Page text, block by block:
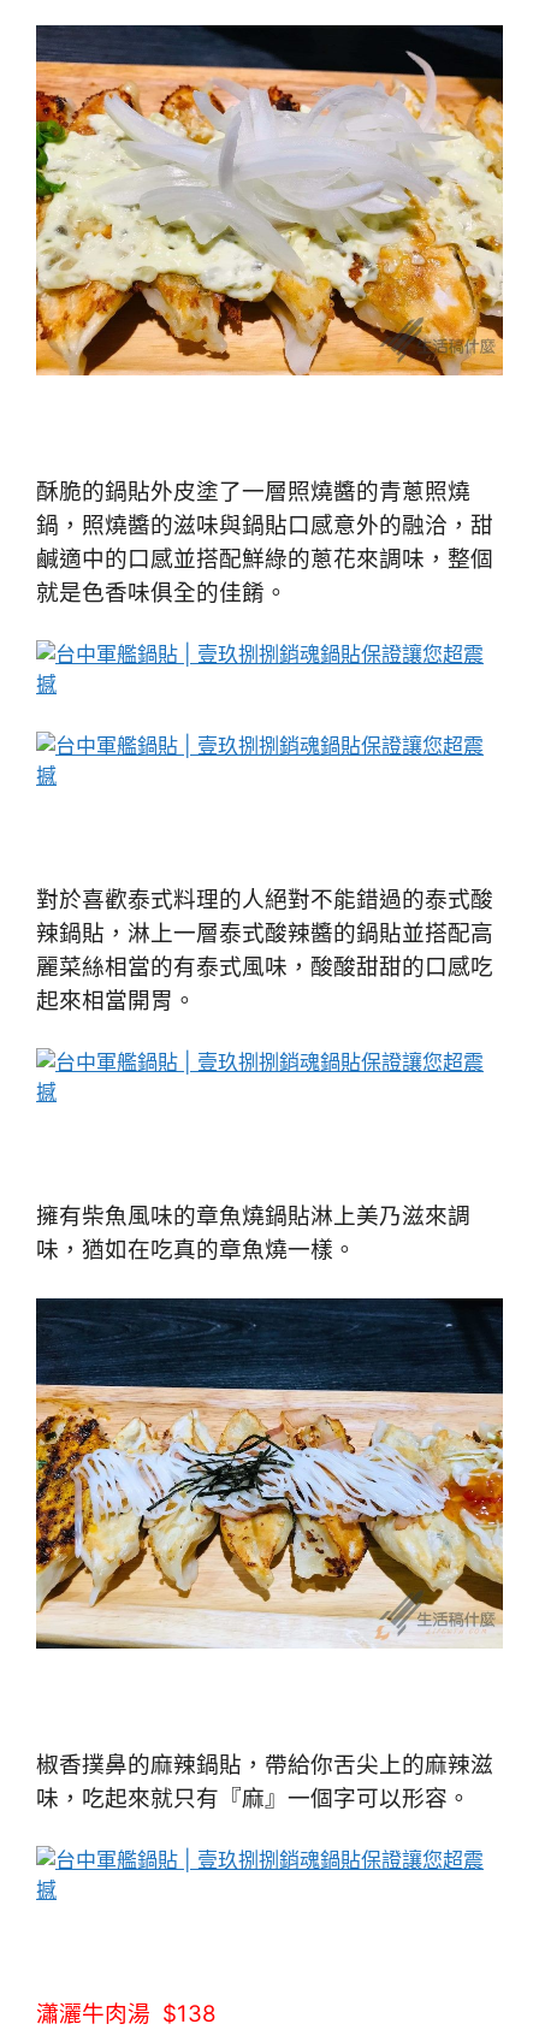
酥脆的鍋貼外皮塗了一層照燒醬的青蔥照燒
鍋 ，照燒醬的滋味與鍋貼口感意外的融洽，甜
鹹適中的口感並搭配鮮綠的蔥花來調味，整個
就是色香味俱全的佳餚。
對於喜歡泰式料理的人絕對不能錯過的泰式酸
辣鍋貼，淋上一層泰式酸辣醬的鍋貼並搭配高
麗菜絲相當的有泰式風味，酸酸甜甜的口感吃
起來相當開胃。
擁有柴魚風味的章魚燒鍋貼淋上美乃滋來調
味，猶如在吃真的章魚燒一樣。
椒香撲鼻的麻辣鍋貼，帶給你舌尖上的麻辣滋
味，吃起來就只有『麻』一個字可以形容。
瀟灑牛肉湯 $138